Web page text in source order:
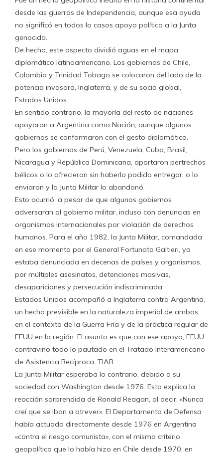
desde las guerras de Independencia, aunque esa ayuda
no significó en todos lo casos apoyo político a la Junta
genocida.
De hecho, este aspecto dividió aguas en el mapa
diplomático latinoamericano. Los gobiernos de Chile,
Colombia y Trinidad Tobago se colocaron del lado de la
potencia invasora, Inglaterra, y de su socio global,
Estados Unidos.
En sentido contrario, la mayoría del resto de naciones
apoyaron a Argentina como Nación, aunque algunos
gobiernos se conformaron con el gesto diplomático.
Pero los gobiernos de Perú, Venezuela, Cuba, Brasil,
Nicaragua y República Dominicana, aportaron pertrechos
bélicos o lo ofrecieron sin haberlo podido entregar, o lo
enviaron y la Junta Militar lo abandonó.
Esto ocurrió, a pesar de que algunos gobiernos
adversaran al gobierno militar, incluso con denuncias en
organismos internacionales por violación de derechos
humanos. Para el año 1982, la Junta Militar, comandada
en ese momento por el General Fortunato Galtieri, ya
estaba denunciada en decenas de países y organismos,
por múltiples asesinatos, detenciones masivas,
desapariciones y persecución indiscriminada.
Estados Unidos acompañó a Inglaterra contra Argentina,
un hecho previsible en la naturaleza imperial de ambos,
en el contexto de la Guerra Fría y de la práctica regular de
EEUU en la región. El asunto es que con ese apoyo, EEUU
contravino todo lo pautado en el Tratado Interamericano
de Asistencia Recíproca, TIAR.
La Junta Militar esperaba lo contrario, debido a su
sociedad con Washington desde 1976. Esto explica la
reacción sorprendida de Ronald Reagan, al decir: «Nunca
creí que se iban a atrever». El Departamento de Defensa
había actuado directamente desde 1976 en Argentina
«contra el riesgo comunista», con el mismo criterio
geopolítico que lo había hizo en Chile desde 1970, en